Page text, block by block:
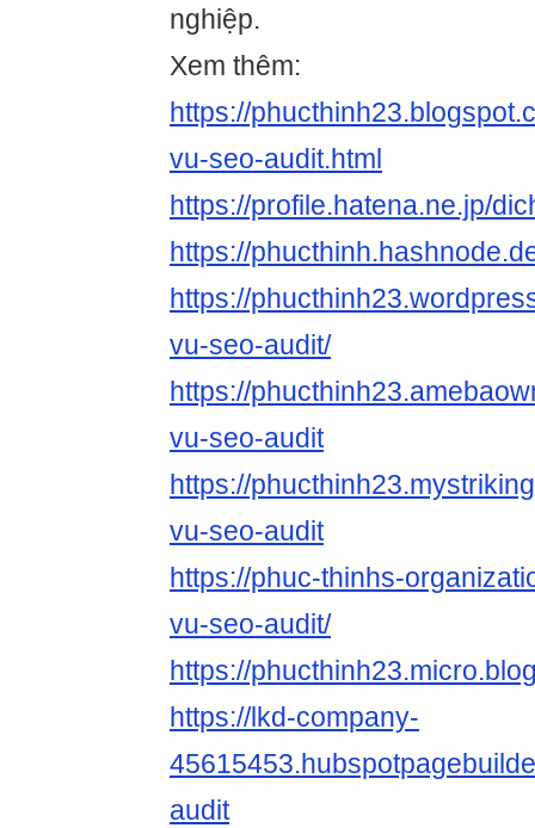
nghiệp.
Xem thêm:
https://
vu-seo-audit.html
https://profile.hatena.ne.jp/
https://
https://
vu-seo-audit/
https://
vu-seo-audit
https://
vu-seo-audit
https://phuc-thinhs-
vu-seo-audit/
https://
https://lkd-company-
audit